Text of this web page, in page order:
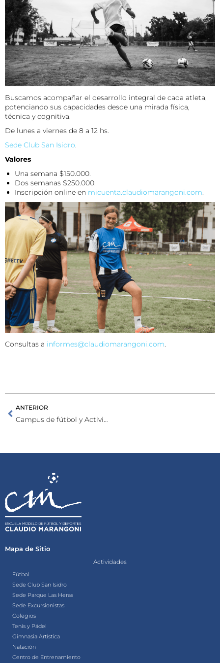
Buscamos acompañar el desarrollo integral de cada atleta,
potenciando sus capacidades desde una mirada física,
técnica y cognitiva.
De lunes a viernes de 8 a 12 hs.
Sede Club San Isidro.
Valores
Una semana $150.000.
Dos semanas $250.000.
Inscripción online en micuenta.claudiomarangoni.com.
Consultas a informes@claudiomarangoni.com.
ANTERIOR
Campus de fútbol y Actividades de invierno
Mapa de Sitio
Actividades
Fútbol
Sede Club San Isidro
Sede Parque Las Heras
Sede Excursionistas
Colegios
Tenis y Pádel
Gimnasia Artística
Natación
Centro de Entrenamiento